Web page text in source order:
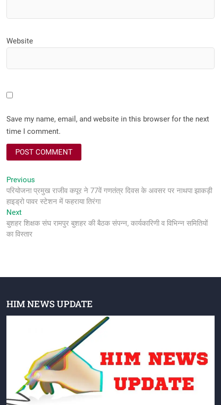
Website
Save my name, email, and website in this browser for the next
time I comment.
Post
navigation
Previous
post:
परियोजना प्रमुख राजीव कपूर ने 77वें गणतंत्र दिवस के अवसर पर नाथपा झाकड़ी
हाइड्रो पावर स्टेशन में फहराया तिरंगा
NextNext
post:
बुशहर शिक्षक संघ रामपुर बुशहर की बैठक संपन्न, कार्यकारिणी व विभिन्न समितियों
का विस्तार
HIM NEWS UPDATE